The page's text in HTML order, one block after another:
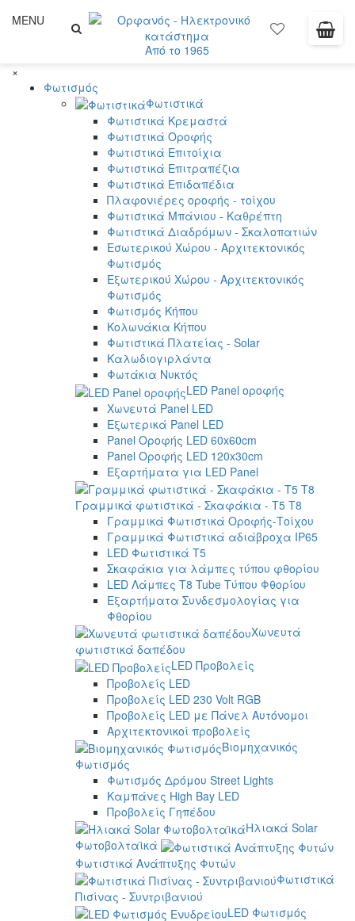
MENU
Από το 1965
×
Φωτισμός
Φωτιστικά
Φωτιστικά Κρεμαστά
Φωτιστικά Οροφής
Φωτιστικά Επιτοίχια
Φωτιστικά Επιτραπέζια
Φωτιστικά Επιδαπέδια
Πλαφονιέρες οροφής - τοίχου
Φωτιστικά Μπάνιου - Καθρέπτη
Φωτιστικά Διαδρόμων - Σκαλοπατιών
Εσωτερικού Χώρου - Αρχιτεκτονικός
Φωτισμός
Εξωτερικού Χώρου - Αρχιτεκτονικός
Φωτισμός
Φωτισμός Κήπου
Κολωνάκια Κήπου
Φωτιστικά Πλατείας - Solar
Καλωδιογιρλάντα
Φωτάκια Νυκτός
LED Panel οροφής
Χωνευτά Panel LED
Εξωτερικά Panel LED
Panel Οροφής LED 60x60cm
Panel Οροφής LED 120x30cm
Εξαρτήματα για LED Panel
Γραμμικά φωτιστικά - Σκαφάκια - Τ5 T8
Γραμμικά Φωτιστικά Οροφής-Τοίχου
Γραμμικά Φωτιστικά αδιάβροχα IP65
LED Φωτιστικά T5
Σκαφάκια για λάμπες τύπου φθορίου
LED Λάμπες T8 Tube Τύπου Φθορίου
Εξαρτήματα Συνδεσμολογίας για
Φθορίου
Χωνευτά
φωτιστικά δαπέδου
LED Προβολείς
Προβολείς LED
Προβολείς LED 230 Volt RGB
Προβολείς LED με Πάνελ Αυτόνομοι
Αρχιτεκτονικοί προβολείς
Βιομηχανικός
Φωτισμός
Φωτισμός Δρόμου Street Lights
Καμπάνες High Bay LED
Προβολείς Γηπέδου
Ηλιακά Solar
Φωτοβολταϊκά
Φωτιστικά Ανάπτυξης Φυτών
Φωτιστικά
Πισίνας - Συντριβανιού
LED Φωτισμός